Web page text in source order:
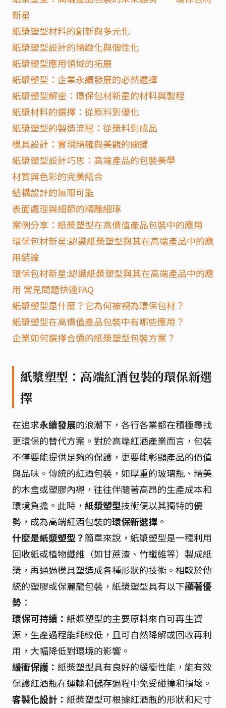
新星
紙漿塑型材料的創新與多元化
紙漿塑型設計的精緻化與個性化
紙漿塑型應用領域的拓展
紙漿塑型：企業永續發展的必然選擇
紙漿塑型解密：環保包材新星的材料與製程
紙漿材料的選擇：從原料到優化
紙漿塑型的製造流程：從漿料到成品
模具設計：實現精確與美觀的關鍵
紙漿塑型設計巧思：高端產品的包裝美學
材質與色彩的完美結合
結構設計的無限可能
表面處理與細節的精雕細琢
案例分享：紙漿塑型在高價值產品包裝中的應用
環保包材新星:認識紙漿塑型與其在高端產品中的應
用結論
環保包材新星:認識紙漿塑型與其在高端產品中的應
用 常見問題快速FAQ
紙漿塑型是什麼？它為何被視為環保包材？
紙漿塑型在高價值產品包裝中有哪些應用？
企業如何選擇合適的紙漿塑型包裝方案？
紙漿塑型：高端紅酒包裝的環保新選
擇
在追求永續發展的浪潮下，各行各業都在積極尋找
更環保的替代方案。對於高端紅酒產業而言，包裝
不僅要能提供足夠的保護，更要能彰顯產品的價值
與品味。傳統的紅酒包裝，如厚重的玻璃瓶、精美
的木盒或塑膠內襯，往往伴隨著高昂的生產成本和
環境負擔。此時， 紙漿塑型技術便以其獨特的優
勢，成為高端紅酒包裝的環保新選擇 。
什麼是紙漿塑型？簡單來說，紙漿塑型是一種利用
回收紙或植物纖維（如甘蔗渣、竹纖維等）製成紙
漿，再通過模具塑造成各種形狀的技術。相較於傳
統的塑膠或保麗龍包裝，紙漿塑型具有以下顯著優
勢 ：
環保可持續： 紙漿塑型的主要原料來自可再生資
源，生產過程能耗較低，且可自然降解或回收再利
用，大幅降低對環境的影響。
緩衝保護： 紙漿塑型具有良好的緩衝性能，能有效
保護紅酒瓶在運輸和儲存過程中免受碰撞和損壞。
客製化設計： 紙漿塑型可根據紅酒瓶的形狀和尺寸